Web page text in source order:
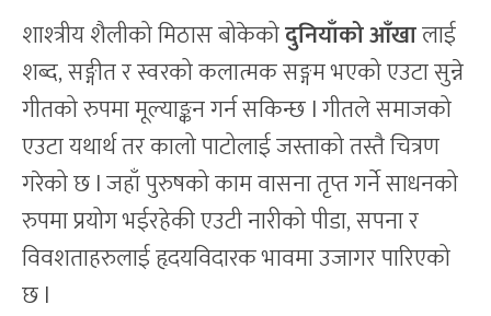
शाश्त्रीय शैलीको मिठास बोकेकोदुनियाँको आँखालाई
शब्द, सङ्गीत र स्वरको कलात्मक सङ्गम भएको एउटा सुन्ने
गीतको रुपमा मूल्याङ्कन गर्न सकिन्छ l गीतले समाजको
एउटा यथार्थ तर कालो पाटोलाई जस्ताको तस्तै चित्रण
गरेको छ l जहाँ पुरुषको काम वासना तृप्त गर्ने साधनको
रुपमा प्रयोग भईरहेकी एउटी नारीको पीडा, सपना र
विवशताहरुलाई हृदयविदारक भावमा उजागर पारिएको
छ l